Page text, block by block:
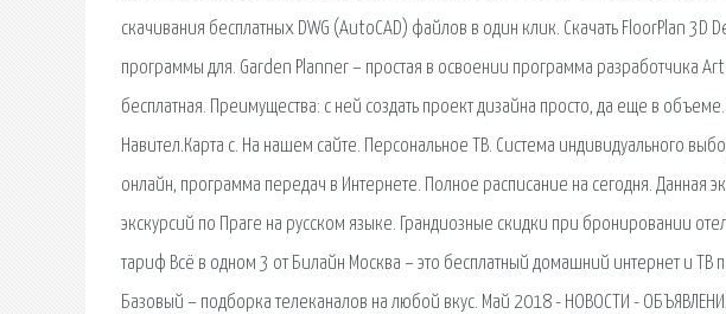
скачивания бесплатных DWG (AutoCAD) файлов в один клик. Скачать FloorPlan 3D
программы для. Garden Planner – простая в освоении программа разработчика
бесплатная. Преимущества: с ней создать проект дизайна просто, да еще в
Навител.Карта с. На нашем сайте. Персональное ТВ. Система индивидуального
онлайн, программа передач в Интернете. Полное расписание на сегодня. Данная
экскурсий по Праге на русском языке. Грандиозные скидки при бронировании
тариф Всё в одном 3 от Билайн Москва – это бесплатный домашний интернет и ТВ
Базовый – подборка телеканалов на любой вкус. Май 2018 - НОВОСТИ -